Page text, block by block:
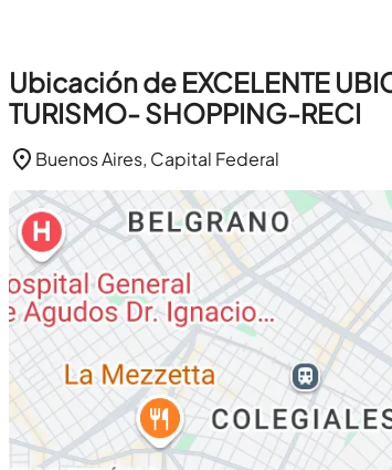
Ubicación de EXCELENTE
TURISMO- SHOPPING-RECI
Buenos Aires, Capital Federal